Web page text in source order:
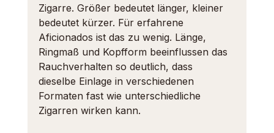
Zigarre. Größer bedeutet länger, kleiner
bedeutet kürzer. Für erfahrene
Aficionados ist das zu wenig. Länge,
Ringmaß und Kopfform beeinflussen das
Rauchverhalten so deutlich, dass
dieselbe Einlage in verschiedenen
Formaten fast wie unterschiedliche
Zigarren wirken kann.